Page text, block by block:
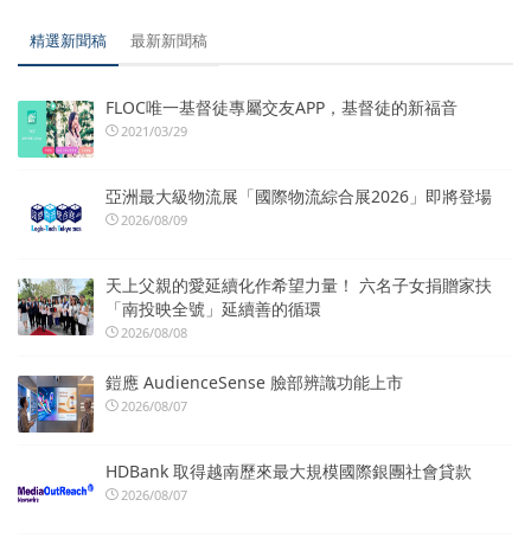
精選新聞稿 最新新聞稿
FLOC唯一基督徒專屬交友APP，基督徒的新福音
2021/03/29
亞洲最大級物流展「國際物流綜合展2026」即將登場
2026/08/09
天上父親的愛延續化作希望力量！ 六名子女捐贈家扶
「南投映全號」延續善的循環
2026/08/08
鎧應 AudienceSense 臉部辨識功能上市
2026/08/07
HDBank 取得越南歷來最大規模國際銀團社會貸款
2026/08/07